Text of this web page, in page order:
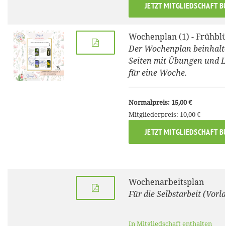
JETZT MITGLIEDSCHAFT
Wochenplan (1) -
Der Wochenplan
Seiten mit Übungen und
für eine Woche.
Normalpreis: 15,00 €
Mitgliederpreis: 10,00 €
JETZT MITGLIEDSCHAFT
Wochenarbeitsplan
Für die Selbstarbeit
In Mitgliedschaft enthalten